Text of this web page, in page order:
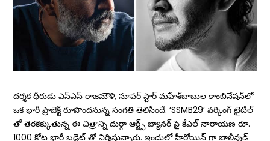
దర్శక ధీరుడు ఎస్ఎస్ రాజమౌళి, సూపర్ స్టార్ మహేశ్‌బాబుల కాంబినేషన్‌లో
ఒక భారీ ప్రాజెక్ట్‌ రూపొందనున్న సంగతి తెలిసిందే. ‘SSMB29’ వర్కింగ్ టైటిల్
తో తెరకెక్కుతున్న ఈ చిత్రాన్ని దుర్గా ఆర్ట్స్ బ్యానర్ పై కేఎల్ నారాయణ రూ.
1000 కోట్ల భారీ బడ్జెట్ తో నిర్మిస్తున్నారు. ఇందులో హీరోయిన్ గా బాలీవుడ్